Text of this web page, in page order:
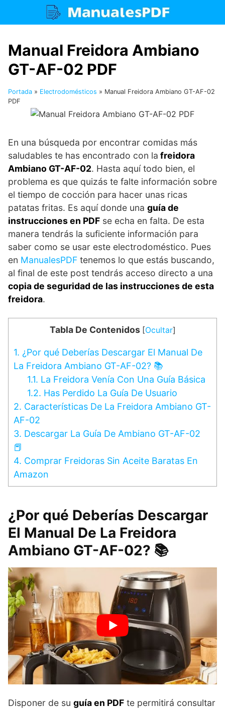
Manual Freidora Ambiano
GT-AF-02 PDF
Portada » Electrodomésticos » Manual Freidora Ambiano GT-AF-02
PDF
En una búsqueda por encontrar comidas más
saludables te has encontrado con la freidora
Ambiano GT-AF-02. Hasta aquí todo bien, el
problema es que quizás te falte información sobre
el tiempo de cocción para hacer unas ricas
patatas fritas. Es aquí donde una guía de
instrucciones en PDF se echa en falta. De esta
manera tendrás la suficiente información para
saber como se usar este electrodoméstico. Pues
en ManualesPDF tenemos lo que estás buscando,
al final de este post tendrás acceso directo a una
copia de seguridad de las instrucciones de esta
freidora.
Tabla De Contenidos [Ocultar]
1. ¿Por qué Deberías Descargar El Manual De
La Freidora Ambiano GT-AF-02? 📚
1.1. La Freidora Venía Con Una Guía Básica
1.2. Has Perdido La Guía De Usuario
2. Características De La Freidora Ambiano GT-
AF-02
3. Descargar La Guía De Ambiano GT-AF-02
📕
4. Comprar Freidoras Sin Aceite Baratas En
Amazon
¿Por qué Deberías Descargar
El Manual De La Freidora
Ambiano GT-AF-02? 📚
Disponer de su guía en PDF te permitirá consultar